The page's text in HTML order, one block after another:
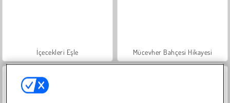
İçecekleri Eşle Mücevher Bahçesi Hikayesi